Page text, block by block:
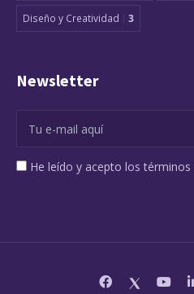
Diseño y Creatividad 3
Newsletter
He leído y acepto los términos